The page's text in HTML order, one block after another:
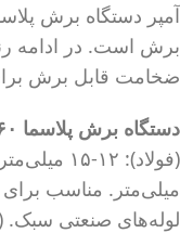
آمپر دستگاه برش
برش است. در ادامه
ضخامت قابل برش
دستگاه برش پلاسما ۶۰ آمپر:
میلی‌متر. مناسب
لوله‌های صنعتی